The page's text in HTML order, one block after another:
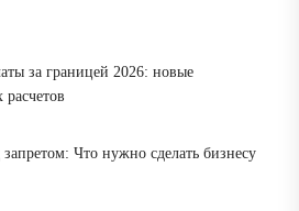
за границей 2026: новые
Что нужно сделать бизнесу